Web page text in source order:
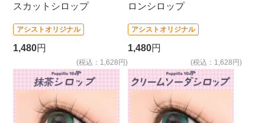
スカットシロップ
アシストオリジナル
1,480円
(税込：1,628円)
ロンシロップ
アシストオリジナル
1,480円
(税込：1,628円)